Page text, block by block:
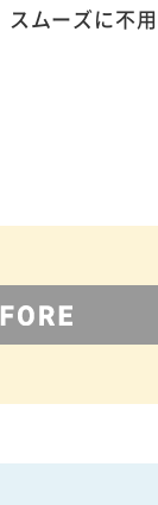
ムーズに不